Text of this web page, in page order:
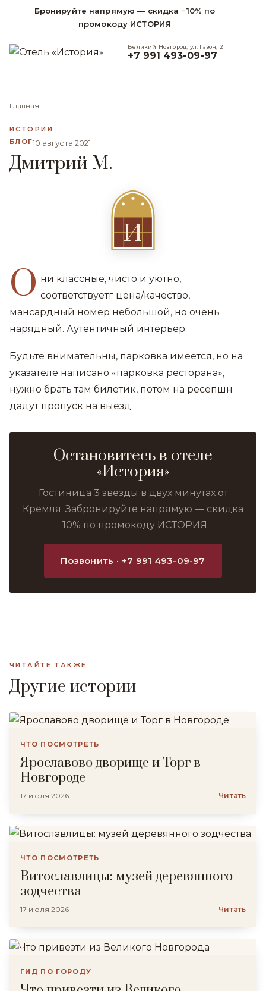
Бронируйте напрямую — скидка −10% по
промокоду ИСТОРИЯ
Великий Новгород, ул. Газон, 2
+7 991 493-09-97
Главная
ИСТОРИИ
БЛОГ10 августа 2021
Дмитрий М.
И
О ни классные, чисто и уютно,
соответствуетг цена/качество,
мансардный номер небольшой, но очень
нарядный. Аутентичный интерьер.
Будьте внимательны, парковка имеется, но на
указателе написано «парковка ресторана»,
нужно брать там билетик, потом на ресепшн
дадут пропуск на выезд.
Остановитесь в отеле
«История»
Гостиница 3 звезды в двух минутах от
Кремля. Забронируйте напрямую — скидка
−10% по промокоду ИСТОРИЯ.
Позвонить · +7 991 493-09-97
ЧИТАЙТЕ ТАКЖЕ
Другие истории
ЧТО ПОСМОТРЕТЬ
Ярославово дворище и Торг в
Новгороде
17 июля 2026 Читать
ЧТО ПОСМОТРЕТЬ
Витославлицы: музей деревянного
зодчества
17 июля 2026 Читать
ГИД ПО ГОРОДУ